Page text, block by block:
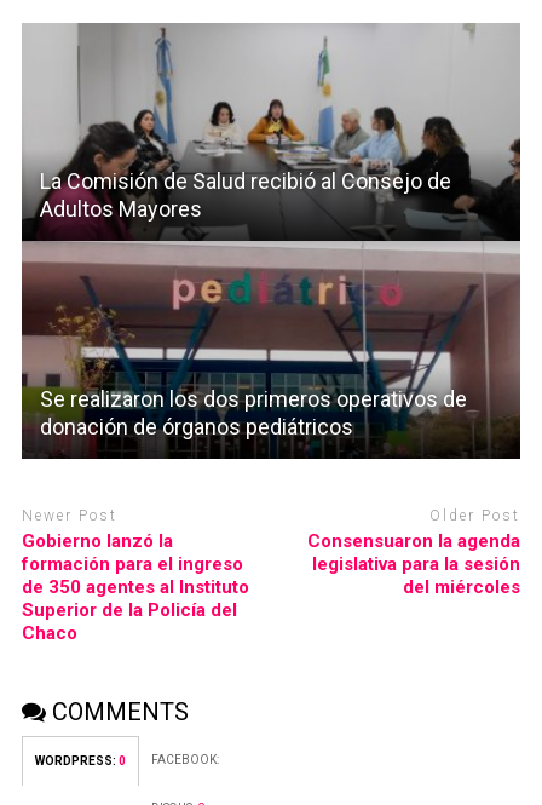
La Comisión de Salud recibió al Consejo de
Adultos Mayores
Se realizaron los dos primeros operativos de
donación de órganos pediátricos
Newer Post
Gobierno lanzó la
formación para el ingreso
de 350 agentes al Instituto
Superior de la Policía del
Chaco
Older Post
Consensuaron la agenda
legislativa para la sesión
del miércoles
COMMENTS
WORDPRESS: 0 FACEBOOK: